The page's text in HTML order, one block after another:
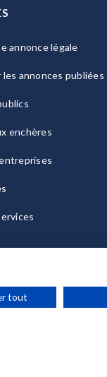
annonce légale
annonces publiées
enchères
tout